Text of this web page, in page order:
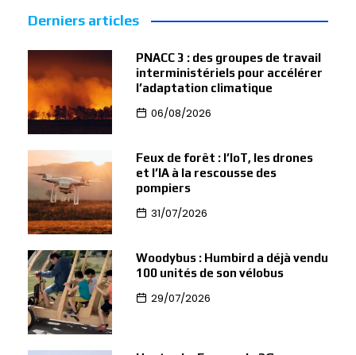
Derniers articles
PNACC 3 : des groupes de travail
interministériels pour accélérer
l’adaptation climatique
06/08/2026
Feux de forêt : l’IoT, les drones
et l’IA à la rescousse des
pompiers
31/07/2026
Woodybus : Humbird a déjà vendu
100 unités de son vélobus
29/07/2026